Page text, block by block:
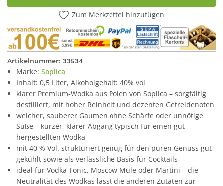
Zum Merkzettel hinzufügen
Artikelnummer: 33534
Marke: Soplica
Inhalt: 0,5 Liter, Alkoholgehalt: 40% vol
klarer Premium-Wodka aus Polen von Soplica – sorgfältig
destilliert, mit hoher Reinheit und dezenten Getreidenoten
weicher, sauberer Gaumen ohne Schärfe oder unnötige
Süße – kurzer, klarer Abgang typisch für einen gut
hergestellten Wodka
mit 40 % Vol. strukturiert genug für den puren Genuss gut
gekühlt sowie als verlässliche Basis für Cocktails
ideal für Vodka Tonic, Moscow Mule oder Martini – die
Neutralität des Wodkas lässt die anderen Zutaten zur